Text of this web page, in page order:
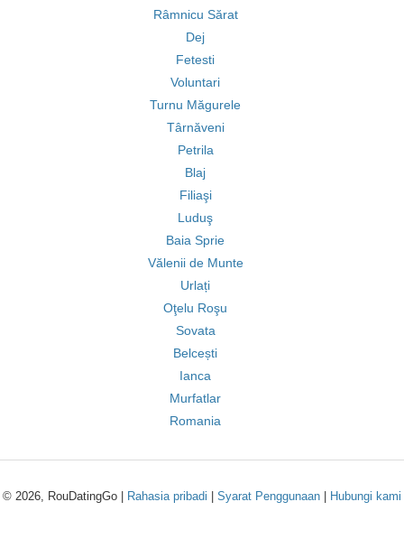
Râmnicu Sărat
Dej
Fetesti
Voluntari
Turnu Măgurele
Târnăveni
Petrila
Blaj
Filiaşi
Luduş
Baia Sprie
Vălenii de Munte
Urlați
Oţelu Roşu
Sovata
Belcești
Ianca
Murfatlar
Romania
© 2026, RouDatingGo | Rahasia pribadi Syarat Penggunaan Hubungi kami